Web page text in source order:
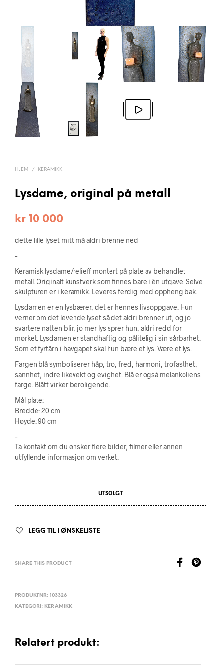
HJEM / KERAMIKK
Lysdame, original på metall
kr 10 000
dette lille lyset mitt må aldri brenne ned
–
Keramisk lysdame/relieff montert på plate av behandlet
metall. Originalt kunstverk som finnes bare i èn utgave. Selve
skulpturen er i keramikk. Leveres ferdig med oppheng bak.
Lysdamen er en lysbærer, det er hennes livsoppgave. Hun
verner om det levende lyset så det aldri brenner ut, og jo
svartere natten blir, jo mer lys sprer hun, aldri redd for
mørket. Lysdamen er standhaftig og pålitelig i sin sårbarhet.
Som et fyrtårn i havgapet skal hun bære et lys. Være et lys.
Fargen blå symboliserer håp, tro, fred, harmoni, trofasthet,
sannhet, indre likevekt og evighet. Blå er også melankoliens
farge. Blått virker beroligende.
Mål plate:
Bredde: 20 cm
Høyde: 90 cm
–
Ta kontakt om du ønsker flere bilder, filmer eller annen
utfyllende informasjon om verket.
UTSOLGT
LEGG TIL I ØNSKELISTE
SHARE THIS PRODUCT
PRODUKTNR: 103326
KATEGORI: KERAMIKK
Relatert produkt: